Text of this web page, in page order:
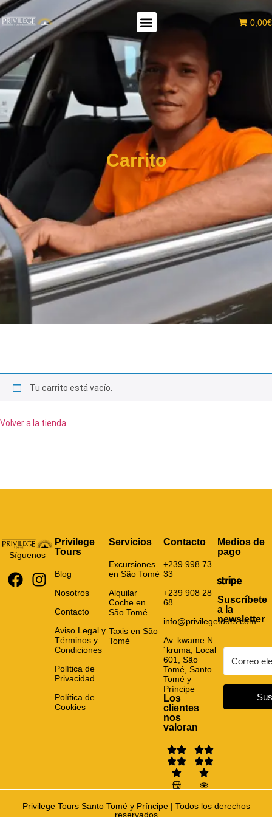
0,00€
Carrito
Tu carrito está vacío.
Volver a la tienda
Síguenos
Privilege
Tours
Blog
Nosotros
Contacto
Aviso Legal y
Términos y
Condiciones
Política de
Privacidad
Política de
Cookies
Servicios
Excursiones
en São Tomé
Alquilar
Coche en
São Tomé
Taxis en São
Tomé
Contacto
+239 998 73
33
+239 908 28
68
info@privilegetours.com
Av. kwame N
´kruma, Local
601, São
Tomé, Santo
Tomé y
Príncipe
Los
clientes
nos
valoran
Medios de
pago
Suscríbete
a la
newsletter
Privilege Tours Santo Tomé y Príncipe | Todos los derechos
reservados